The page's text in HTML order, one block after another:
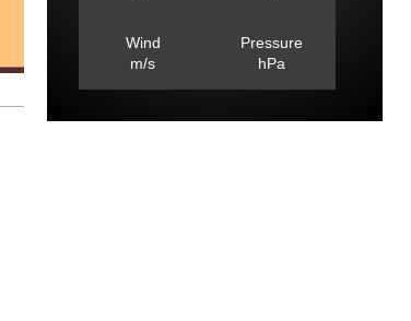
Wind
m/s
Pressure
hPa